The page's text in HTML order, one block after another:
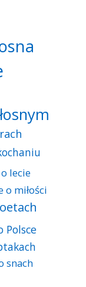
lecie
o miłości
Polsce
snach